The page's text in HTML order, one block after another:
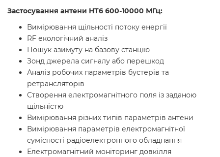
Застосування антени HT6 600-10000 МГц:
Вимірювання щільності потоку енергії
RF екологічний аналіз
Пошук азимуту на базову станцію
Зонд джерела сигналу або перешкод
Аналіз робочих параметрів бустерів та
ретрансляторів
Створення електромагнітного поля із заданою
щільністю
Вимірювання різних типів параметрів антени
Вимірювання параметрів електромагнітної
сумісності радіоелектронного обладнання
Електромагнітний моніторинг довкілля